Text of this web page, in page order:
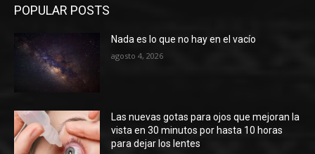
POPULAR POSTS
Nada es lo que no hay en el vacío
agosto 4, 2026
Las nuevas gotas para ojos que mejoran la
vista en 30 minutos por hasta 10 horas
para dejar los lentes